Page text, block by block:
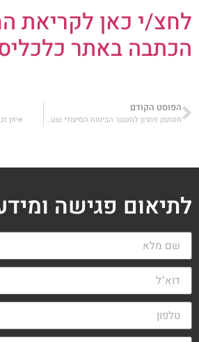
לחצ/י כאן לקריאת
הכתבה באתר
הפוסט הקודם
מסתמן פתרון למשבר הביטוח הסיעודי שטלטל את קופות החולים איזון
לתיאום פגישה